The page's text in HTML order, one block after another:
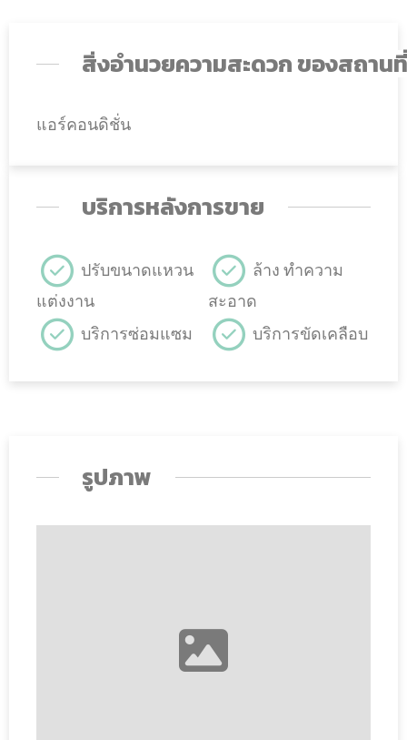
สิ่งอำนวยความสะดวก ของสถาน
แอร์คอนดิชั่น
บริการหลังการขาย
ปรับขนาดแหวน
แต่งงาน
ล้าง ทำความ
สะอาด
บริการซ่อมแซม
บริการขัดเคลือบ
รูปภาพ